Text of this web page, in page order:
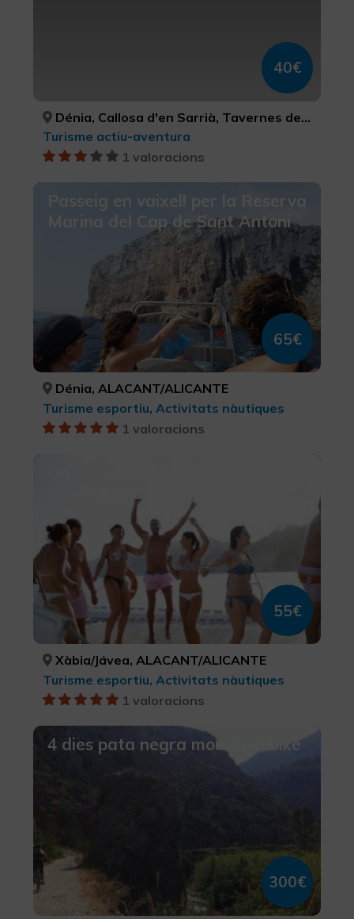
40€
Dénia, Callosa d'en Sarrià, Tavernes de la Valldigna, La Vall d'Ebo, Bolulla, Xàtiva, La Vall de Laguar, Castell de Castells, Beniarbeig, ALACANT/ALICANTE, ALACANT/ALICANTE, VALÈNCIA, ALACANT/ALICANTE, ALACANT/ALICANTE, VALÈNCIA, ALACANT/ALICANTE, ALACANT/ALICANTE, ALACANT/ALICANTE
Turisme actiu-aventura
1 valoracions
Passeig en vaixell per la Reserva
Marina del Cap de Sant Antoni
65€
Dénia, ALACANT/ALICANTE
Turisme esportiu, Activitats nàutiques
1 valoracions
55€
Xàbia/Jávea, ALACANT/ALICANTE
Turisme esportiu, Activitats nàutiques
1 valoracions
4 dies pata negra mountain bike
300€